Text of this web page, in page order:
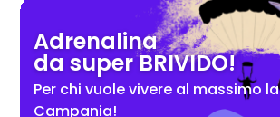
Adrenalina
da super BRIVIDO!
Per chi vuole vivere al massimo la
Campania!